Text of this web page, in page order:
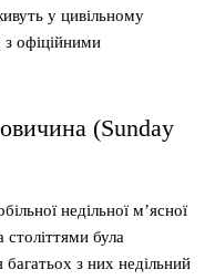
у цивільному
з офіційними
(Sunday
недільної м’ясної
століттями була
з них недільний